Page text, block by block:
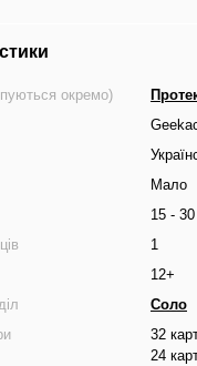
окремо)
Мало
15 -
1
12+
Соло
32
24